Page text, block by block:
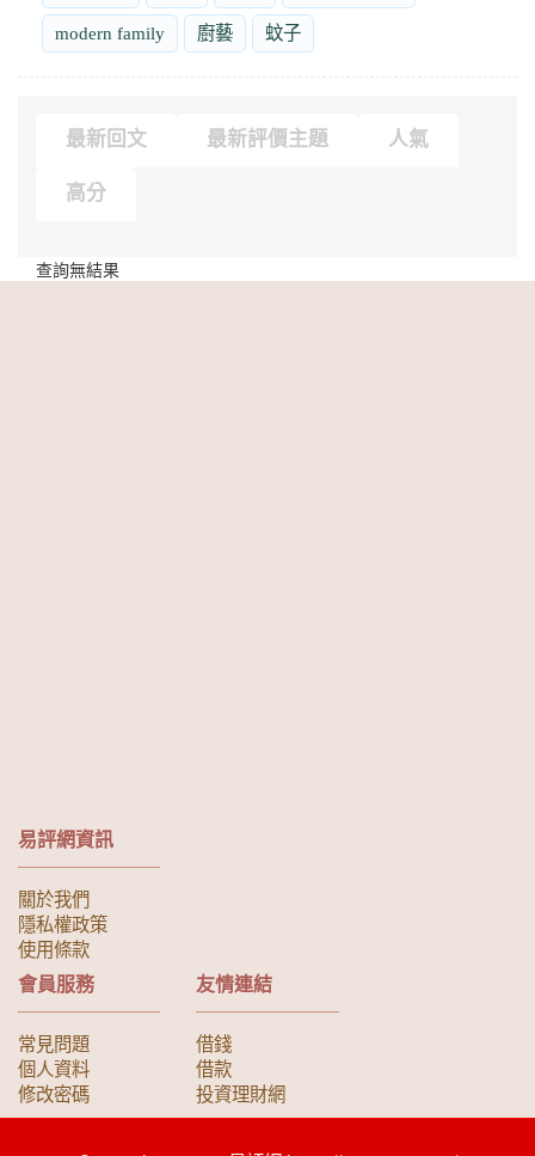
modern family 廚藝 蚊子
最新回文 最新評價主題 人氣
高分
查詢無結果
易評網資訊
關於我們
隱私權政策
使用條款
會員服務
常見問題
個人資料
修改密碼
友情連結
借錢
借款
投資理財網